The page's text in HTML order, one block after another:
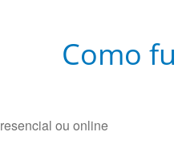
Como
ou online